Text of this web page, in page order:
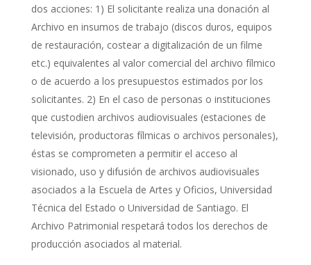
dos acciones: 1) El solicitante realiza una donación al
Archivo en insumos de trabajo (discos duros, equipos
de restauración, costear a digitalización de un filme
etc.) equivalentes al valor comercial del archivo fílmico
o de acuerdo a los presupuestos estimados por los
solicitantes. 2) En el caso de personas o instituciones
que custodien archivos audiovisuales (estaciones de
televisión, productoras fílmicas o archivos personales),
éstas se comprometen a permitir el acceso al
visionado, uso y difusión de archivos audiovisuales
asociados a la Escuela de Artes y Oficios, Universidad
Técnica del Estado o Universidad de Santiago. El
Archivo Patrimonial respetará todos los derechos de
producción asociados al material.